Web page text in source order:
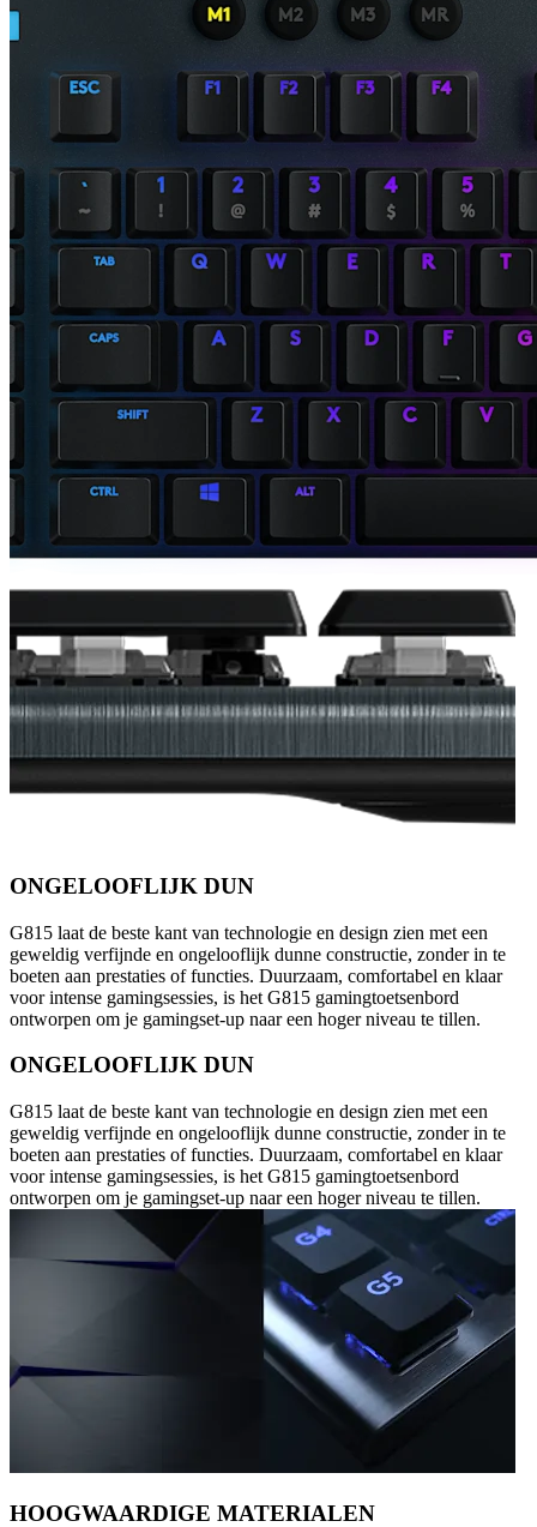
ONGELOOFLIJK DUN
G815 laat de beste kant van technologie en design zien met een
geweldig verfijnde en ongelooflijk dunne constructie, zonder in te
boeten aan prestaties of functies. Duurzaam, comfortabel en klaar
voor intense gamingsessies, is het G815 gamingtoetsenbord
ontworpen om je gamingset-up naar een hoger niveau te tillen.
ONGELOOFLIJK DUN
G815 laat de beste kant van technologie en design zien met een
geweldig verfijnde en ongelooflijk dunne constructie, zonder in te
boeten aan prestaties of functies. Duurzaam, comfortabel en klaar
voor intense gamingsessies, is het G815 gamingtoetsenbord
ontworpen om je gamingset-up naar een hoger niveau te tillen.
HOOGWAARDIGE MATERIALEN